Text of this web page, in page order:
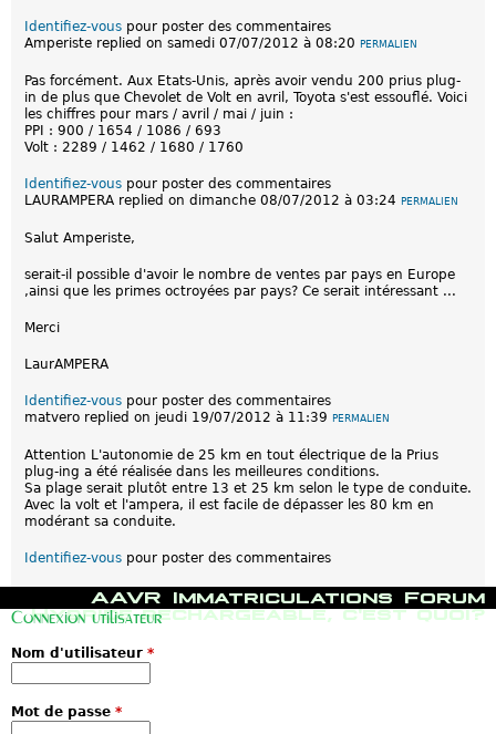
Identifiez-vous pour poster des commentaires
Amperiste replied on samedi 07/07/2012 à 08:20 PERMALIEN
Pas forcément. Aux Etats-Unis, après avoir vendu 200 prius plug-
in de plus que Chevolet de Volt en avril, Toyota s'est essouflé. Voici
les chiffres pour mars / avril / mai / juin :
PPI : 900 / 1654 / 1086 / 693
Volt : 2289 / 1462 / 1680 / 1760
Identifiez-vous pour poster des commentaires
LAURAMPERA replied on dimanche 08/07/2012 à 03:24 PERMALIEN
Salut Amperiste,
serait-il possible d'avoir le nombre de ventes par pays en Europe
,ainsi que les primes octroyées par pays? Ce serait intéressant ...
Merci
LaurAMPERA
Identifiez-vous pour poster des commentaires
matvero replied on jeudi 19/07/2012 à 11:39 PERMALIEN
Attention L'autonomie de 25 km en tout électrique de la Prius
plug-ing a été réalisée dans les meilleures conditions.
Sa plage serait plutôt entre 13 et 25 km selon le type de conduite.
Avec la volt et l'ampera, il est facile de dépasser les 80 km en
modérant sa conduite.
Identifiez-vous pour poster des commentaires
M
e
p
Forum
Immatriculations
AAVR
Hybride rechargeable, c'est quoi?
Connexion utilisateur
Nom d'utilisateur *
Mot de passe *